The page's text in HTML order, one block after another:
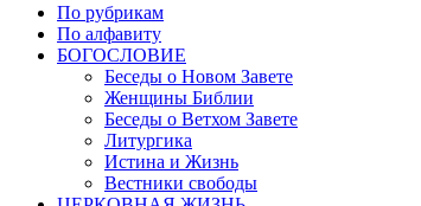
По рубрикам
По алфавиту
БОГОСЛОВИЕ
Беседы о Новом Завете
Женщины Библии
Беседы о Ветхом Завете
Литургика
Истина и Жизнь
Вестники свободы